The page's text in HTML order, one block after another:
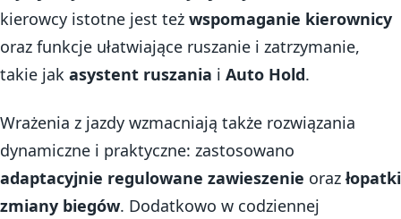
kierowcy istotne jest też wspomaganie kierownicy
oraz funkcje ułatwiające ruszanie i zatrzymanie,
takie jak asystent ruszania i Auto Hold.
Wrażenia z jazdy wzmacniają także rozwiązania
dynamiczne i praktyczne: zastosowano
adaptacyjnie regulowane zawieszenie oraz łopatki
zmiany biegów. Dodatkowo w codziennej